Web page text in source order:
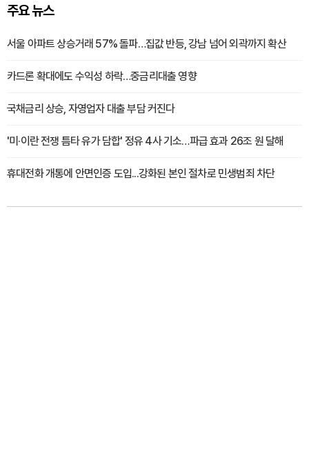
주요 뉴스
서울 아파트 상승거래 57% 돌파…집값 반등, 강남 넘어 외곽까지 확산
카드론 확대에도 수익성 하락…중금리대출 영향
국채금리 상승, 자영업자 대출 부담 커진다
'미·이란 전쟁 틈타 유가 담합' 정유 4사 기소…파급 효과 26조 원 달해
휴대전화 개통에 안면인증 도입...강화된 본인 절차로 민생범죄 차단